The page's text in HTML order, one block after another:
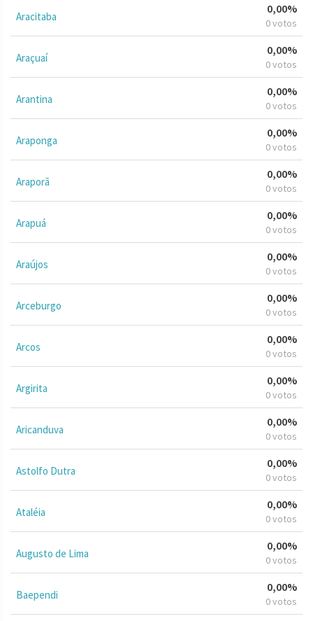
Aracitaba
0,00%
0 votos
Araçuaí
0,00%
0 votos
Arantina
0,00%
0 votos
Araponga
0,00%
0 votos
Araporã
0,00%
0 votos
Arapuá
0,00%
0 votos
Araújos
0,00%
0 votos
Arceburgo
0,00%
0 votos
Arcos
0,00%
0 votos
Argirita
0,00%
0 votos
Aricanduva
0,00%
0 votos
Astolfo Dutra
0,00%
0 votos
Ataléia
0,00%
0 votos
Augusto de Lima
0,00%
0 votos
Baependi
0,00%
0 votos